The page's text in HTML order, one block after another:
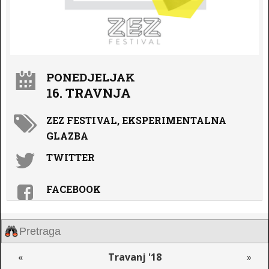
PONEDJELJAK
16. TRAVNJA
ZEZ FESTIVAL, EKSPERIMENTALNA
GLAZBA
TWITTER
FACEBOOK
« Travanj '18 »